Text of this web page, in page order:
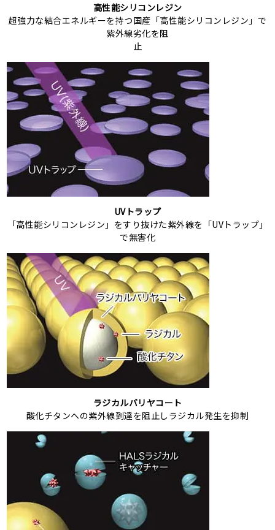
高性能シリコンレジン
超強力な結合エネルギーを持つ国産「高性能シリコンレジン」で
紫外線劣化を阻
止
UVトラップ
「高性能シリコンレジン」をすり抜けた紫外線を「UVトラップ」
で無害化
ラジカルバリヤコート
酸化チタンへの紫外線到達を阻止しラジカル発生を抑制